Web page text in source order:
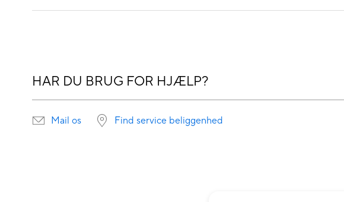
HAR DU BRUG FOR HJÆLP?
Mail os Find service beliggenhed